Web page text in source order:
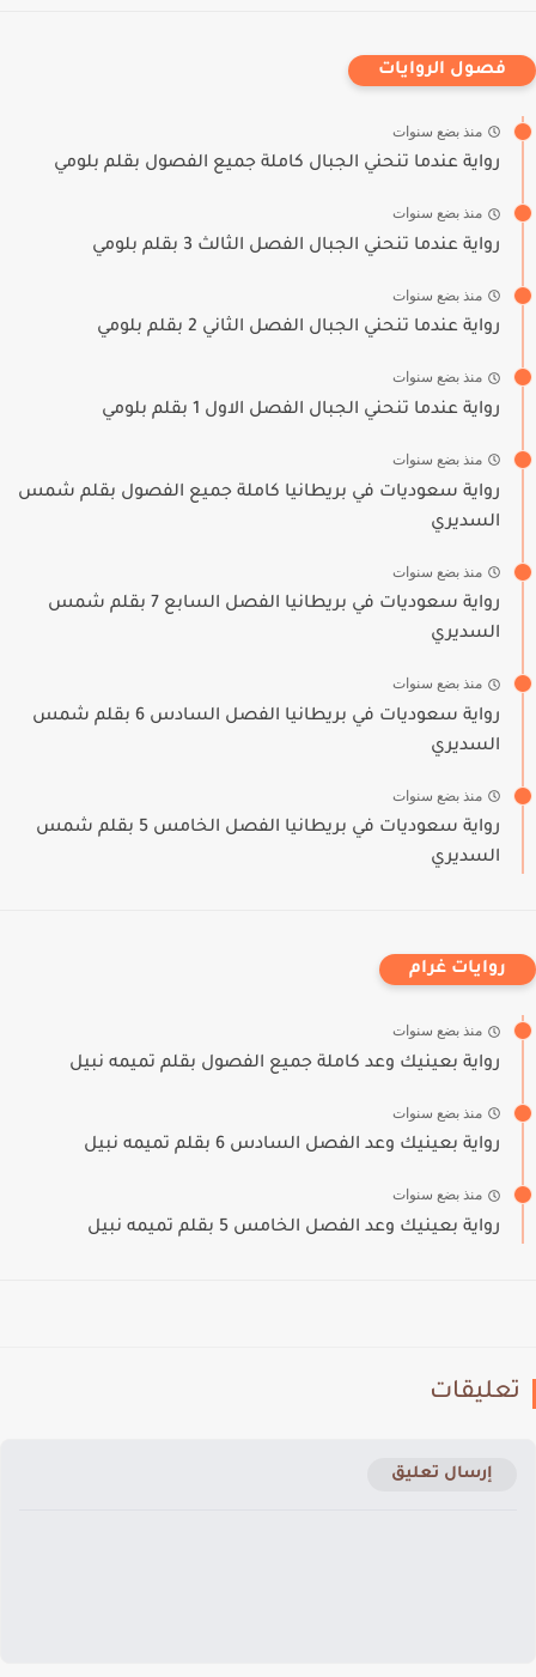
فصول الروايات
منذ بضع سنوات
رواية عندما تنحني الجبال كاملة جميع الفصول بقلم بلومي
منذ بضع سنوات
رواية عندما تنحني الجبال الفصل الثالث 3 بقلم بلومي
منذ بضع سنوات
رواية عندما تنحني الجبال الفصل الثاني 2 بقلم بلومي
منذ بضع سنوات
رواية عندما تنحني الجبال الفصل الاول 1 بقلم بلومي
منذ بضع سنوات
رواية سعوديات في بريطانيا كاملة جميع الفصول بقلم شمس
السديري
منذ بضع سنوات
رواية سعوديات في بريطانيا الفصل السابع 7 بقلم شمس
السديري
منذ بضع سنوات
رواية سعوديات في بريطانيا الفصل السادس 6 بقلم شمس
السديري
منذ بضع سنوات
رواية سعوديات في بريطانيا الفصل الخامس 5 بقلم شمس
السديري
روايات غرام
منذ بضع سنوات
رواية بعينيك وعد كاملة جميع الفصول بقلم تميمه نبيل
منذ بضع سنوات
رواية بعينيك وعد الفصل السادس 6 بقلم تميمه نبيل
منذ بضع سنوات
رواية بعينيك وعد الفصل الخامس 5 بقلم تميمه نبيل
تعليقات
إرسال تعليق